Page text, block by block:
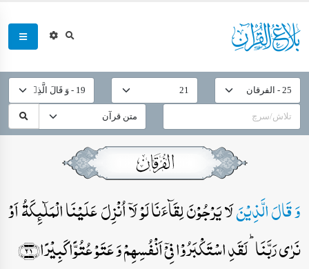
وَ قَالَ الَّذِیۡنَلَا یَرۡجُوۡنَ لِقَآءَنَا لَوۡ لَاۤ اُنۡزِلَ عَلَیۡنَا الۡمَلٰٓئِکَۃُ اَوۡ
نَرٰی رَبَّنَا ؕ لَقَدِ اسۡتَکۡبَرُوۡا فِیۡۤ اَنۡفُسِہِمۡ وَ عَتَوۡ عُتُوًّا کَبِیۡرًا﴿۲۱﴾